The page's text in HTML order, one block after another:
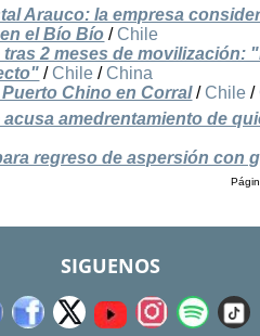
Arauco: la empresa
el Bío Bío / Chile
2 meses de movilización:
/ Chile / China
Chino en Corral/ Chile /
amedrentamiento de
regreso de aspersión con
SIGUENOS